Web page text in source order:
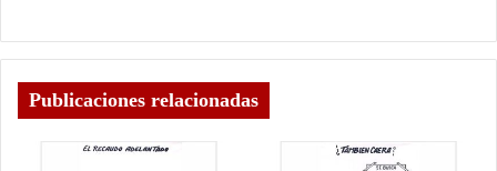
Publicaciones relacionadas